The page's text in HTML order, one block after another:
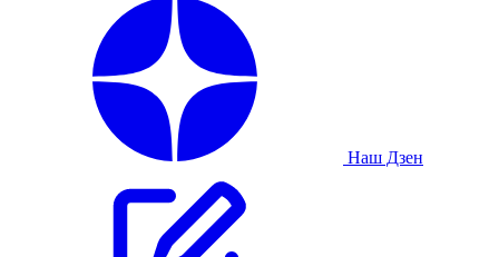
Наш Дзен